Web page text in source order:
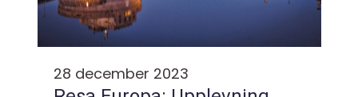
28 december 2023